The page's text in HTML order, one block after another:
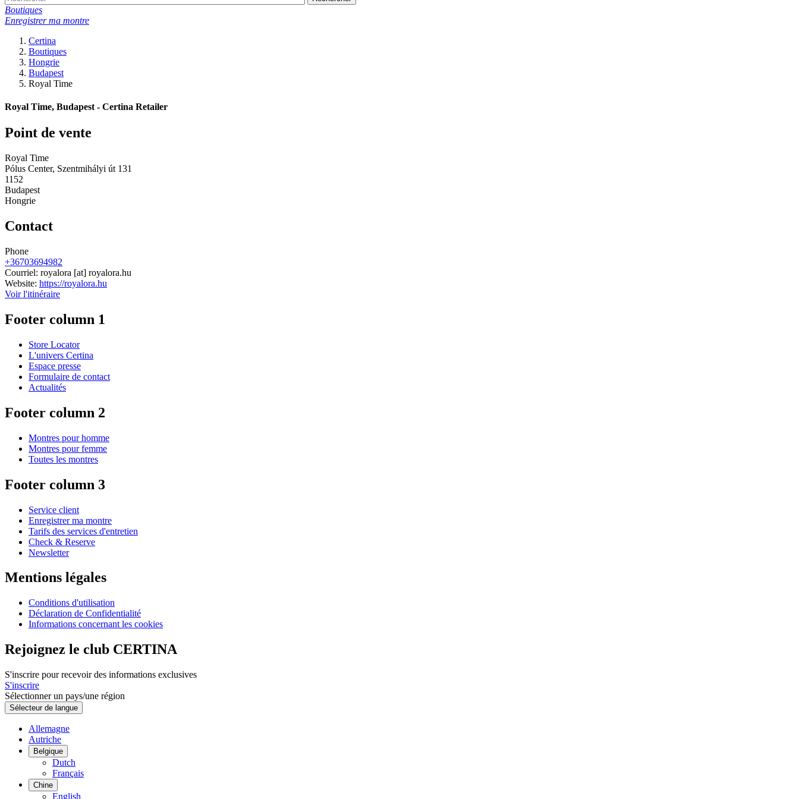
Boutiques
Enregistrer ma montre
Certina
Boutiques
Hongrie
Budapest
Royal Time
Royal Time, Budapest - Certina Retailer
Point de vente
Royal Time
Pólus Center, Szentmihályi út 131
1152
Budapest
Hongrie
Contact
Phone
+36703694982
Courriel: royalora [at] royalora.hu
Website: https://royalora.hu
Voir l'itinéraire
Footer column 1
Store Locator
L'univers Certina
Espace presse
Formulaire de contact
Actualités
Footer column 2
Montres pour homme
Montres pour femme
Toutes les montres
Footer column 3
Service client
Enregistrer ma montre
Tarifs des services d'entretien
Check & Reserve
Newsletter
Mentions légales
Conditions d'utilisation
Déclaration de Confidentialité
Informations concernant les cookies
Rejoignez le club CERTINA
S'inscrire pour recevoir des informations exclusives
S'inscrire
Sélectionner un pays/une région
Sélecteur de langue
Allemagne
Autriche
Belgique
Dutch
Français
Chine
English